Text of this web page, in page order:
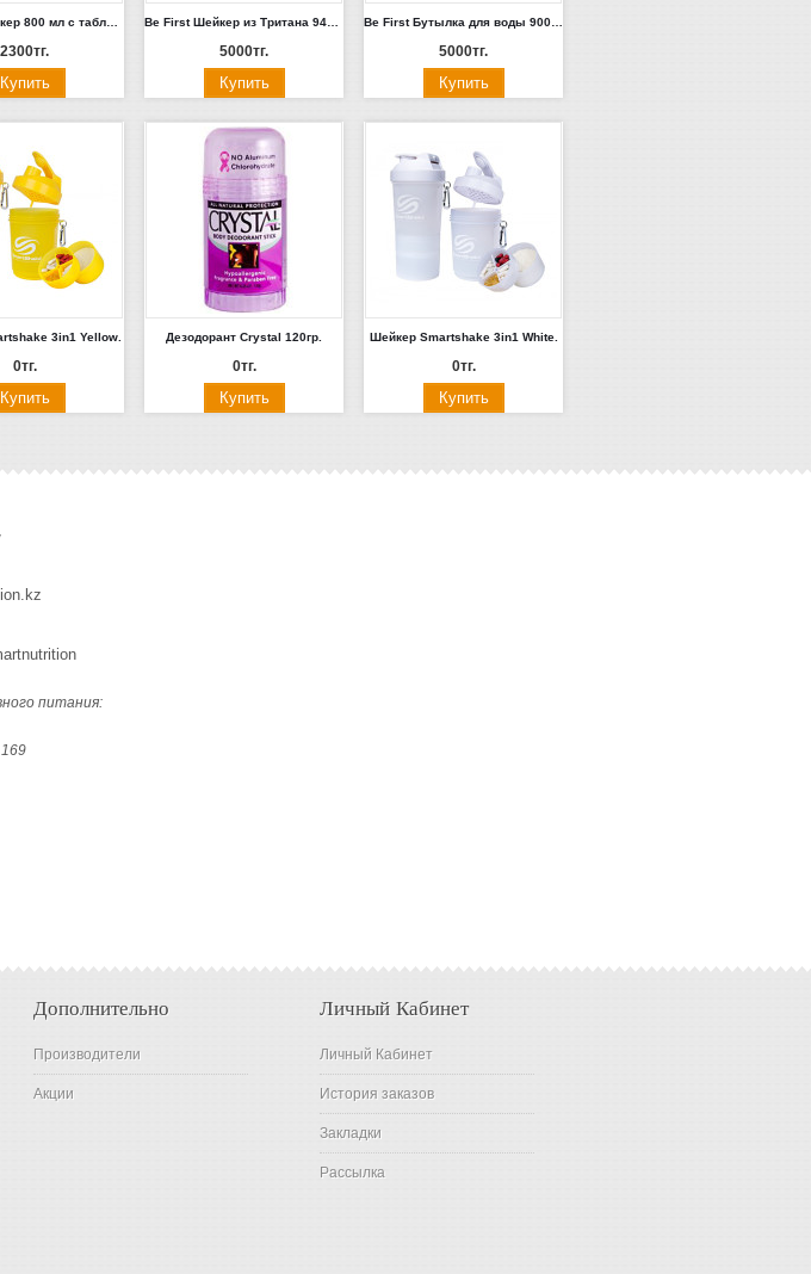
2300тг. 5000тг. 5000тг.
3in1 Yellow.
0тг.
Дезодорант Crystal 120гр.
0тг.
Шейкер Smartshake 3in1 White.
0тг.
питания:
Дополнительно
Производители
Акции
Личный Кабинет
Личный Кабинет
История заказов
Закладки
Рассылка